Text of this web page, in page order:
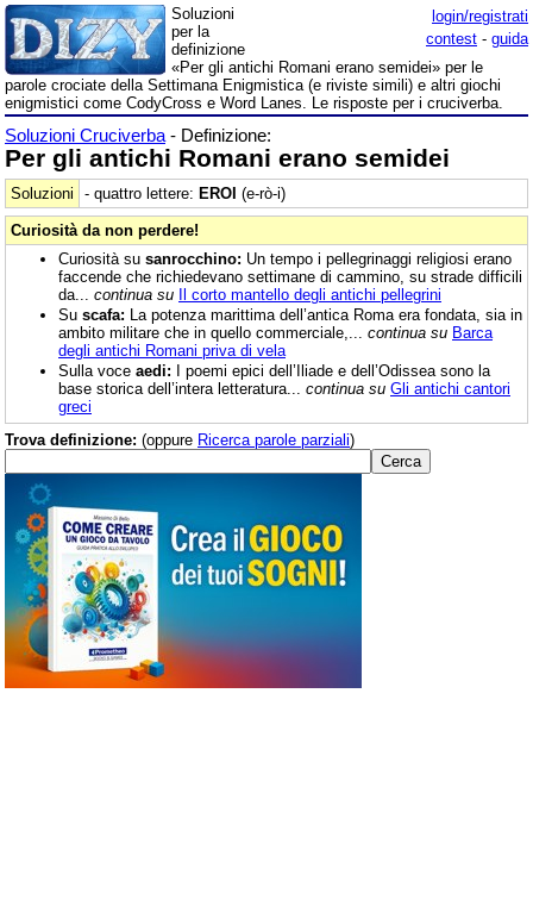
login/registrati
contest - guida
Soluzioni
per la
definizione
«Per gli antichi Romani erano semidei» per le
parole crociate della Settimana Enigmistica (e riviste simili) e altri giochi
enigmistici come CodyCross e Word Lanes. Le risposte per i cruciverba.
Soluzioni Cruciverba - Definizione:
Per gli antichi Romani erano semidei
Soluzioni - quattro lettere: EROI (e-rò-i)
Curiosità da non perdere!
Curiosità su sanrocchino: Un tempo i pellegrinaggi religiosi erano
faccende che richiedevano settimane di cammino, su strade difficili
da... continua su Il corto mantello degli antichi pellegrini
Su scafa: La potenza marittima dell’antica Roma era fondata, sia in
ambito militare che in quello commerciale,... continua su Barca
degli antichi Romani priva di vela
Sulla voce aedi: I poemi epici dell’Iliade e dell’Odissea sono la
base storica dell’intera letteratura... continua su Gli antichi cantori
greci
Trova definizione: (oppure Ricerca parole parziali)